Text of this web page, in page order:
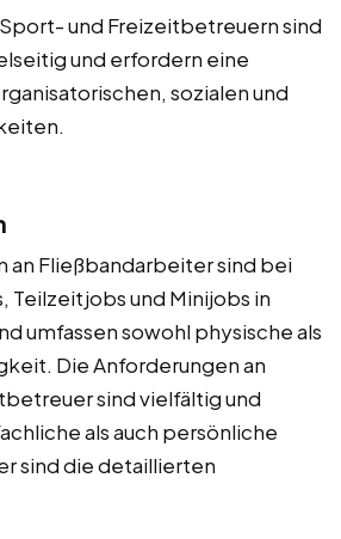
und Freizeitbetreuern sind
und erfordern eine
sozialen und
an Fließbandarbeiter sind bei
Teilzeitjobs und Minijobs in
umfassen sowohl physische als
Die Anforderungen an
sind vielfältig und
als auch persönliche
sind die detaillierten